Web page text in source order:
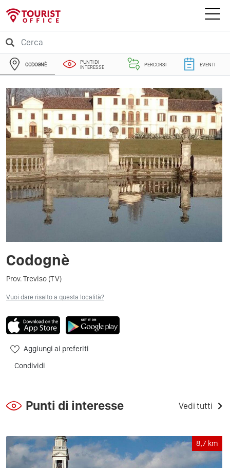
CODOGNÈ
PUNTI DI
INTERESSE
PERCORSI EVENTI
Codognè
Prov. Treviso (TV)
Vuoi dare risalto a questa località?
Aggiungi ai preferiti
Condividi
Punti di interesse Vedi tutti
8,7 km